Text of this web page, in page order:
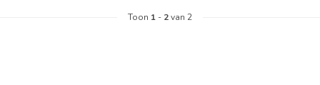
Toon 1 - 2van 2